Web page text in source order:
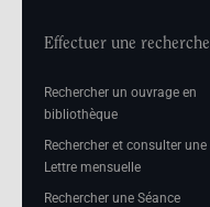
Effectuer une recherche
Rechercher un ouvrage en
bibliothèque
Rechercher et consulter une
Lettre mensuelle
Rechercher une Séance